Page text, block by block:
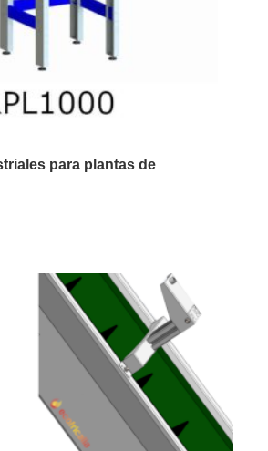
para plantas de